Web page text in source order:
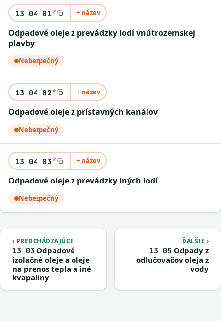
13 04 01* + název
odpadové oleje z prevádzky lodí vnútrozemskej
plavby
Nebezpečný
13 04 02* + název
odpadové oleje z prístavných kanálov
Nebezpečný
13 04 03* + název
odpadové oleje z prevádzky iných lodí
Nebezpečný
‹ PREDCHÁDZAJÚCE
13 03 Odpadové
izolačné oleje a oleje
na prenos tepla a iné
kvapaliny
ĎALŠIE ›
13 05 Odpady z
odlučovačov oleja z
vody